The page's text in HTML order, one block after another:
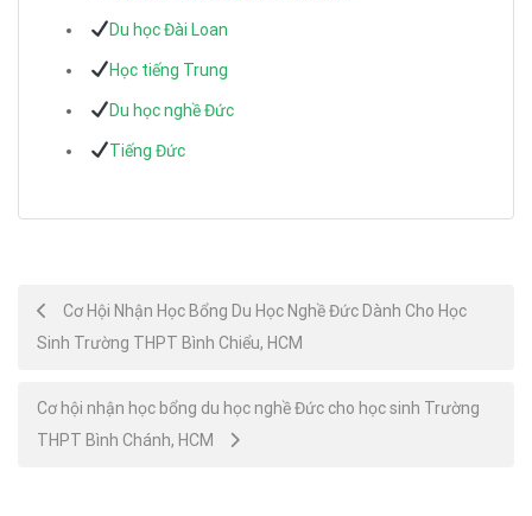
Du học Đài Loan
Học tiếng Trung
Du học nghề Đức
Tiếng Đức
Post
navigation
Cơ Hội Nhận Học Bổng Du Học Nghề Đức Dành Cho Học
Sinh Trường THPT Bình Chiểu, HCM
Cơ hội nhận học bổng du học nghề Đức cho học sinh Trường
THPT Bình Chánh, HCM